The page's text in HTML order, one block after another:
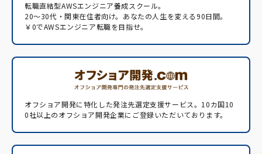
転職直結型AWSエンジニア養成スクール。
20〜30代・関東在住者向け。あなたの人生を変える90日間。
￥0でAWSエンジニア転職を目指せ。
オフショア開発に特化した発注先選定支援サービス。 10カ国10
0社以上のオフショア開発企業にご登録いただいております。